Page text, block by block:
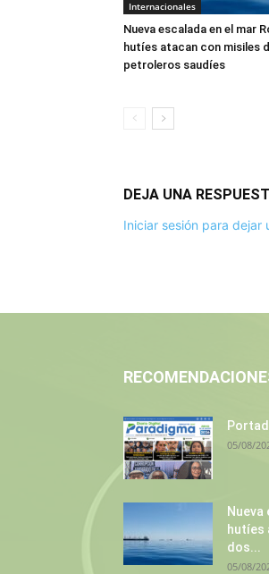
Internacionales
Nueva escalada en el mar
hutíes atacan con misiles
petroleros saudíes
DEJA UNA
Iniciar sesión para dejar
05/08/
Nueva
hutíes
dos...
05/08/